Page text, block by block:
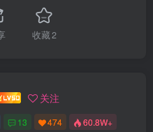
收藏2
关注
13 474 60.8W+